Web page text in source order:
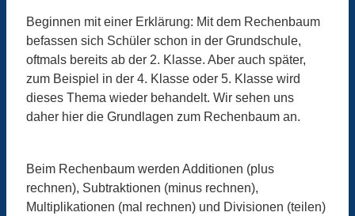
Beginnen mit einer Erklärung: Mit dem Rechenbaum
befassen sich Schüler schon in der Grundschule,
oftmals bereits ab der 2. Klasse. Aber auch später,
zum Beispiel in der 4. Klasse oder 5. Klasse wird
dieses Thema wieder behandelt. Wir sehen uns
daher hier die Grundlagen zum Rechenbaum an.
Beim Rechenbaum werden Additionen (plus
rechnen), Subtraktionen (minus rechnen),
Multiplikationen (mal rechnen) und Divisionen (teilen)